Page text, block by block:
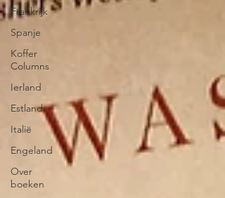
Frankrijk
Spanje
Koffer
Columns
Ierland
Estland
Italië
Engeland
Over
boeken